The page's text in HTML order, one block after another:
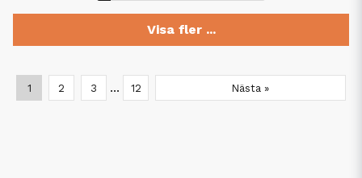
Visa fler ...
1 2 3 ... 12 Nästa »